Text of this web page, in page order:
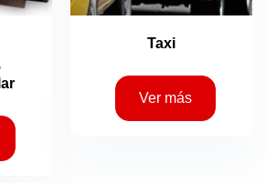
Taxi
Ver más